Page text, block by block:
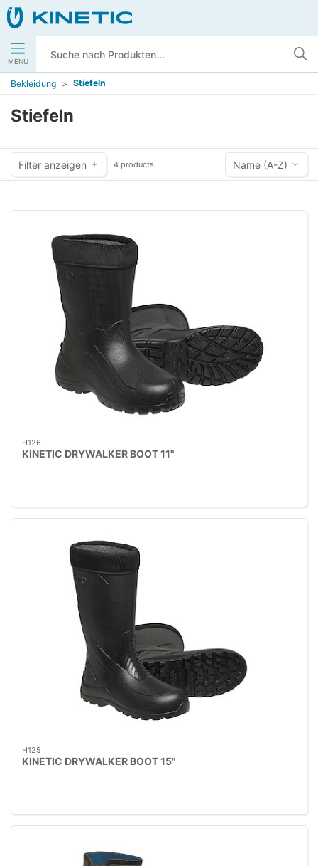
MENU
Bekleidung Stiefeln
Stiefeln
Filter anzeigen 4 products Name (A-Z)
H126
KINETIC DRYWALKER BOOT 11"
H125
KINETIC DRYWALKER BOOT 15"